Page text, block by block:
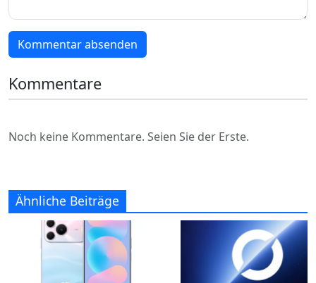
Kommentar absenden
Kommentare
Noch keine Kommentare. Seien Sie der Erste.
Ähnliche Beiträge